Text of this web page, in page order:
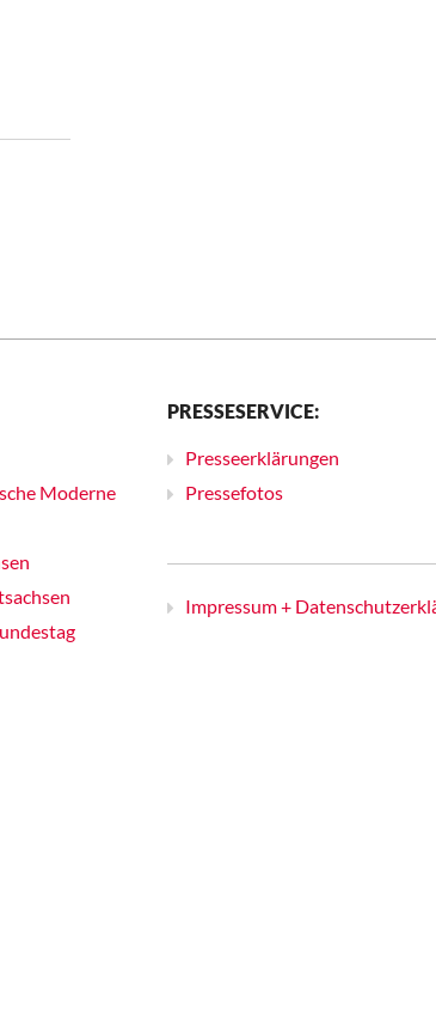
Moderne
PRESSESERVICE:
Presseerklärungen
Pressefotos
Impressum +